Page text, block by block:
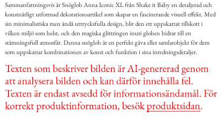
Sammanfattningsvis är Snöglob Anna Iconic XL från Shake it Baby en detaljerad och
konstnärligt utformad dekorationsartikel som skapar en fascinerande visuell effekt. Med
sin minimalistiska men ändå uttrycksfulla design, blir den ett uppskattat tillskott i
vilken miljö som helst, och den magiska glittringen inuti globen bidrar till en
stämningsfull atmosfär. Denna snöglob är en perfekt gåva eller samlarobjekt för dem
som uppskattar kombinationen av konst och funktion i sina inredningsdetaljer.